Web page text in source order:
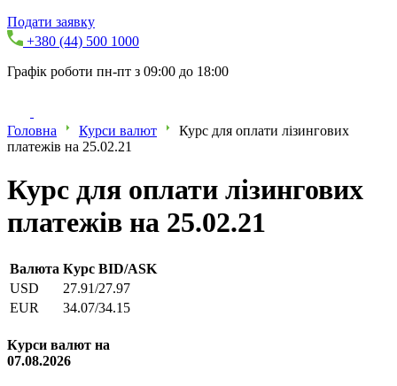
Подати заявку
+380 (44) 500 1000
Графік роботи пн-пт з 09:00 до 18:00
Головна Курси валют
Курс для оплати лізингових
платежів на 25.02.21
Курс для оплати лізингових
платежів на 25.02.21
Валюта Курс BID/ASK
USD
27.91/27.97
EUR
34.07/34.15
Курси валют на
07.08.2026